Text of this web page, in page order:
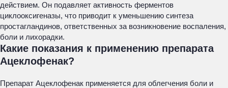
действием. Он подавляет активность ферментов
циклооксигеназы, что приводит к уменьшению синтеза
простагландинов, ответственных за возникновение воспаления,
боли и лихорадки.
Какие показания к применению препарата
Ацеклофенак?
Препарат Ацеклофенак применяется для облегчения боли и